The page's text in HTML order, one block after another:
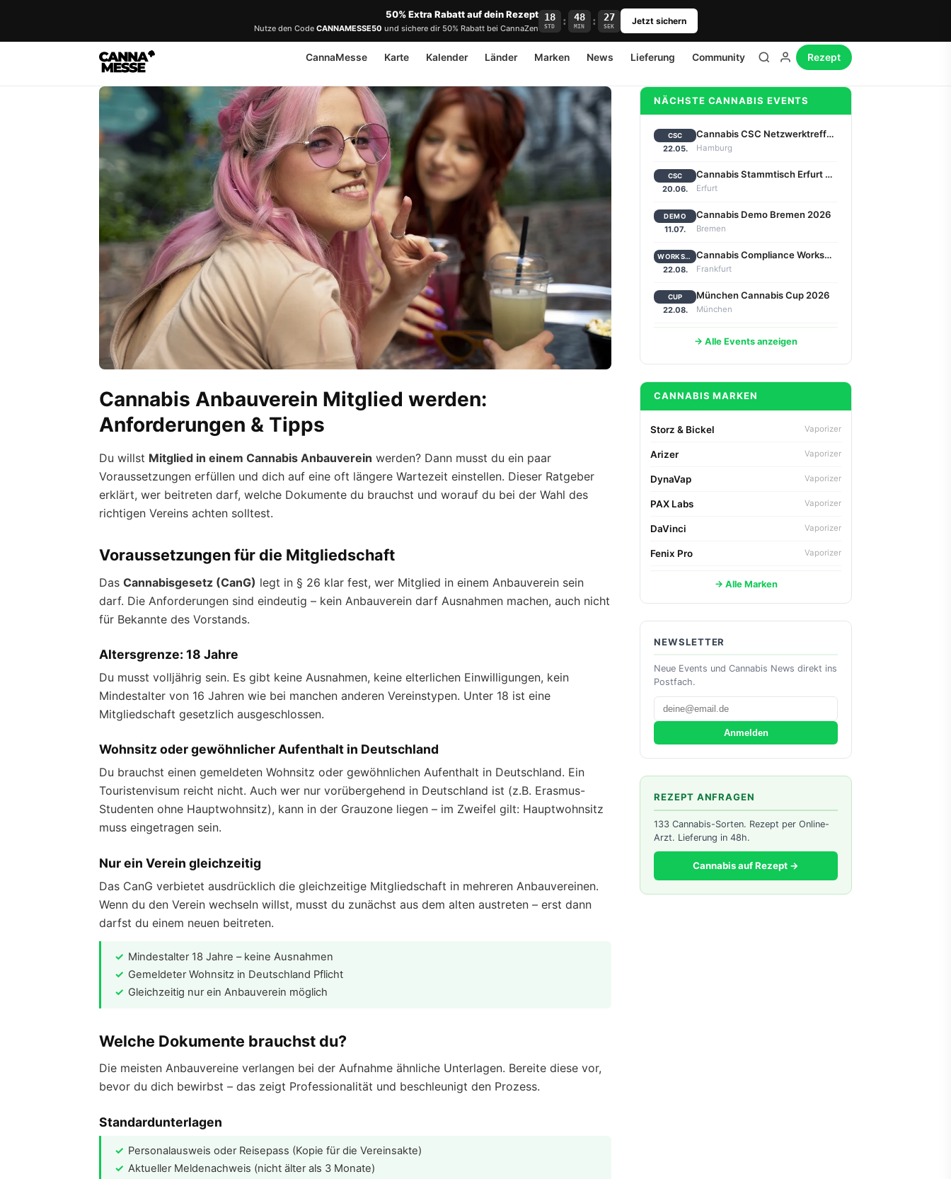
50% Extra Rabatt auf dein Rezept
Nutze den Code CANNAMESSE50 und sichere dir 50% Rabatt bei CannaZen
18
STD : 48
MIN : 26
SEK Jetzt sichern
CannaMesse Karte Kalender Länder Marken News Lieferung Community Rezept
Cannabis Anbauverein Mitglied werden:
Anforderungen & Tipps
Du willst Mitglied in einem Cannabis Anbauverein werden? Dann musst du ein paar
Voraussetzungen erfüllen und dich auf eine oft längere Wartezeit einstellen. Dieser Ratgeber
erklärt, wer beitreten darf, welche Dokumente du brauchst und worauf du bei der Wahl des
richtigen Vereins achten solltest.
Voraussetzungen für die Mitgliedschaft
Das Cannabisgesetz (CanG) legt in § 26 klar fest, wer Mitglied in einem Anbauverein sein
darf. Die Anforderungen sind eindeutig – kein Anbauverein darf Ausnahmen machen, auch nicht
für Bekannte des Vorstands.
Altersgrenze: 18 Jahre
Du musst volljährig sein. Es gibt keine Ausnahmen, keine elterlichen Einwilligungen, kein
Mindestalter von 16 Jahren wie bei manchen anderen Vereinstypen. Unter 18 ist eine
Mitgliedschaft gesetzlich ausgeschlossen.
Wohnsitz oder gewöhnlicher Aufenthalt in Deutschland
Du brauchst einen gemeldeten Wohnsitz oder gewöhnlichen Aufenthalt in Deutschland. Ein
Touristenvisum reicht nicht. Auch wer nur vorübergehend in Deutschland ist (z.B. Erasmus-
Studenten ohne Hauptwohnsitz), kann in der Grauzone liegen – im Zweifel gilt: Hauptwohnsitz
muss eingetragen sein.
Nur ein Verein gleichzeitig
Das CanG verbietet ausdrücklich die gleichzeitige Mitgliedschaft in mehreren Anbauvereinen.
Wenn du den Verein wechseln willst, musst du zunächst aus dem alten austreten – erst dann
darfst du einem neuen beitreten.
Mindestalter 18 Jahre – keine Ausnahmen
Gemeldeter Wohnsitz in Deutschland Pflicht
Gleichzeitig nur ein Anbauverein möglich
Welche Dokumente brauchst du?
Die meisten Anbauvereine verlangen bei der Aufnahme ähnliche Unterlagen. Bereite diese vor,
bevor du dich bewirbst – das zeigt Professionalität und beschleunigt den Prozess.
Standardunterlagen
Personalausweis oder Reisepass (Kopie für die Vereinsakte)
Aktueller Meldenachweis (nicht älter als 3 Monate)
NÄCHSTE CANNABIS EVENTS
CSC
22.05.
Cannabis CSC Netzwerktreffen Hamburg 2026
Hamburg
CSC
20.06.
Cannabis Stammtisch Erfurt 2026
Erfurt
DEMO
11.07.
Cannabis Demo Bremen 2026
Bremen
WORKSHOP
22.08.
Cannabis Compliance Workshop Frankfurt 2026
Frankfurt
CUP
22.08.
München Cannabis Cup 2026
München
→ Alle Events anzeigen
CANNABIS MARKEN
Storz & Bickel Vaporizer
Arizer Vaporizer
DynaVap Vaporizer
PAX Labs Vaporizer
DaVinci Vaporizer
Fenix Pro Vaporizer
→ Alle Marken
NEWSLETTER
Neue Events und Cannabis News direkt ins
Postfach.
Anmelden
REZEPT ANFRAGEN
133 Cannabis-Sorten. Rezept per Online-
Arzt. Lieferung in 48h.
Cannabis auf Rezept →